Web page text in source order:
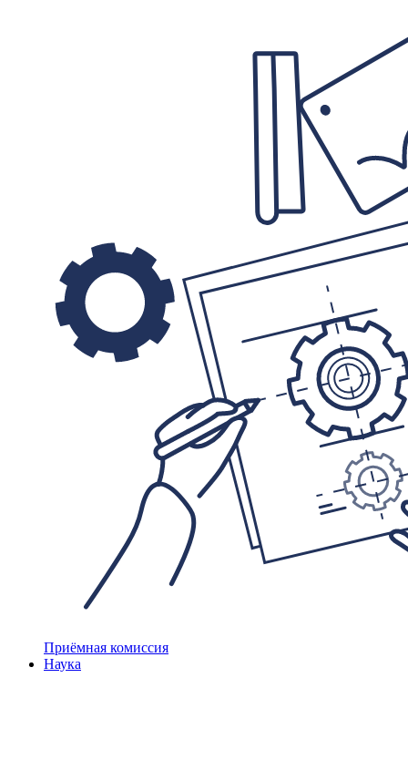
Приёмная комиссия
Наука